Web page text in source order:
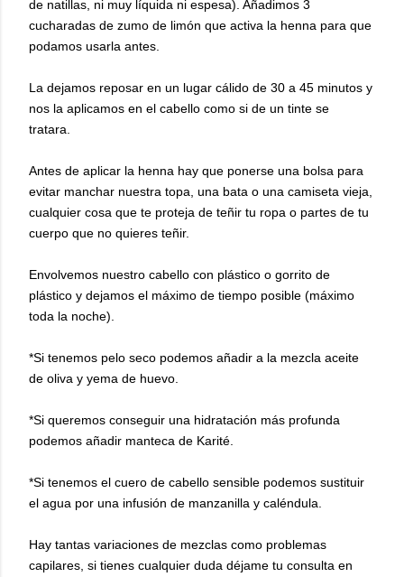
de natillas, ni muy líquida ni espesa). Añadimos 3
cucharadas de zumo de limón que activa la henna para que
podamos usarla antes.
La dejamos reposar en un lugar cálido de 30 a 45 minutos y
nos la aplicamos en el cabello como si de un tinte se
tratara.
Antes de aplicar la henna hay que ponerse una bolsa para
evitar manchar nuestra topa, una bata o una camiseta vieja,
cualquier cosa que te proteja de teñir tu ropa o partes de tu
cuerpo que no quieres teñir.
Envolvemos nuestro cabello con plástico o gorrito de
plástico y dejamos el máximo de tiempo posible (máximo
toda la noche).
*Si tenemos pelo seco podemos añadir a la mezcla aceite
de oliva y yema de huevo.
*Si queremos conseguir una hidratación más profunda
podemos añadir manteca de Karité.
*Si tenemos el cuero de cabello sensible podemos sustituir
el agua por una infusión de manzanilla y caléndula.
Hay tantas variaciones de mezclas como problemas
capilares, si tienes cualquier duda déjame tu consulta en